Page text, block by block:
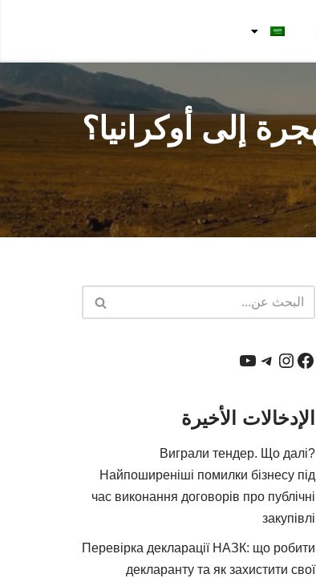
إلى أوكرانيا؟
الإدخالات الأخيرة
Виграли тендер. Що далі?
Найпоширеніші помилки бізнесу під
час виконання договорів про публічні
закупівлі
Перевірка декларації НАЗК: що робити
декларанту та як захистити свої